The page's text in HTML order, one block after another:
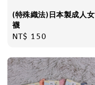
(特殊織法)日本製成人女
襪
Regular
NT$ 150